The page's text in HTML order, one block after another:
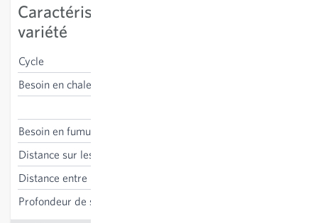
Caractéristiques spécifiques à la
variété
Cycle
Besoin en chaleur
Besoin en fumure
Distance sur les lignes
Distance entre les lignes
Profondeur de semis